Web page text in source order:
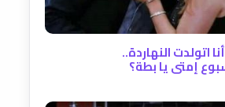
اتولدت النهاردة..
إمتى يا بطة؟